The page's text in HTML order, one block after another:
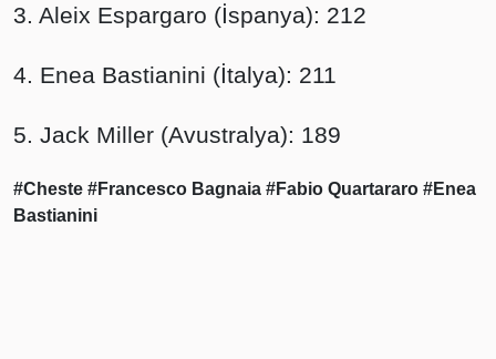
3. Aleix Espargaro (İspanya): 212
4. Enea Bastianini (İtalya): 211
5. Jack Miller (Avustralya): 189
#Cheste #Francesco Bagnaia #Fabio Quartararo #Enea
Bastianini